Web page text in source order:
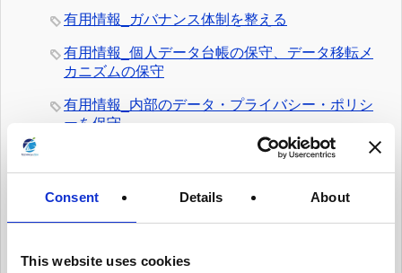
Consent Details About
This website uses cookies
有用情報_ガバナンス体制を整える
有用情報_個人データ台帳の保守、データ移転メ
カニズムの保守
有用情報_内部のデータ・プライバシー・ポリシ
ーを保守
有用情報_日常業務にデータ・プライバシーの考
え方を統合する
ついての認知活動を実施
有用情報_情報セキュリティ・リスクを日常的に